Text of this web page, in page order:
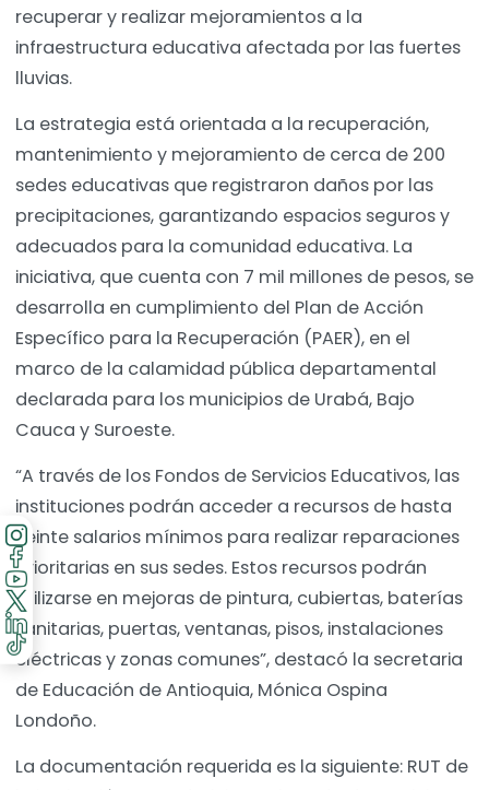
recuperar y realizar mejoramientos a la
infraestructura educativa afectada por las fuertes
lluvias.
La estrategia está orientada a la recuperación,
mantenimiento y mejoramiento de cerca de 200
sedes educativas que registraron daños por las
precipitaciones, garantizando espacios seguros y
adecuados para la comunidad educativa. La
iniciativa, que cuenta con 7 mil millones de pesos, se
desarrolla en cumplimiento del Plan de Acción
Específico para la Recuperación (PAER), en el
marco de la calamidad pública departamental
declarada para los municipios de Urabá, Bajo
Cauca y Suroeste.
“A través de los Fondos de Servicios Educativos, las
instituciones podrán acceder a recursos de hasta
veinte salarios mínimos para realizar reparaciones
prioritarias en sus sedes. Estos recursos podrán
utilizarse en mejoras de pintura, cubiertas, baterías
sanitarias, puertas, ventanas, pisos, instalaciones
eléctricas y zonas comunes”, destacó la secretaria
de Educación de Antioquia, Mónica Ospina
Londoño.
La documentación requerida es la siguiente: RUT de